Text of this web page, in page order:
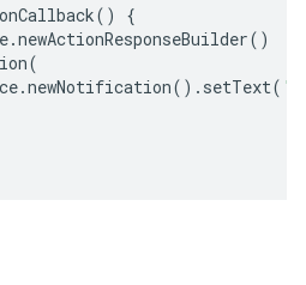
()
{
.newActionResponseBuilder()
(
.newNotification(). setText(